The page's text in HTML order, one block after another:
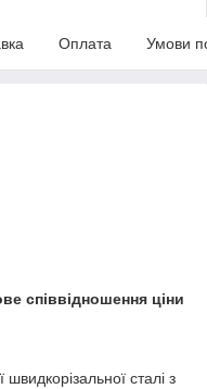
Оплата Умови
співвідношення ціни
швидкорізальної сталі з